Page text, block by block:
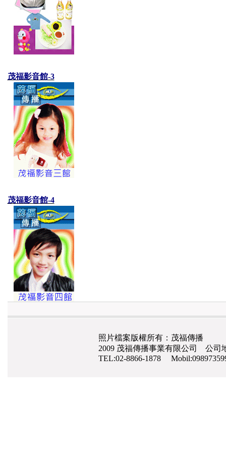
茂福影音館-3
茂福影音館-4
照片檔案版權所有：茂福傳播
2009 茂福傳播事業有限公司 公司
TEL:02-8866-1878